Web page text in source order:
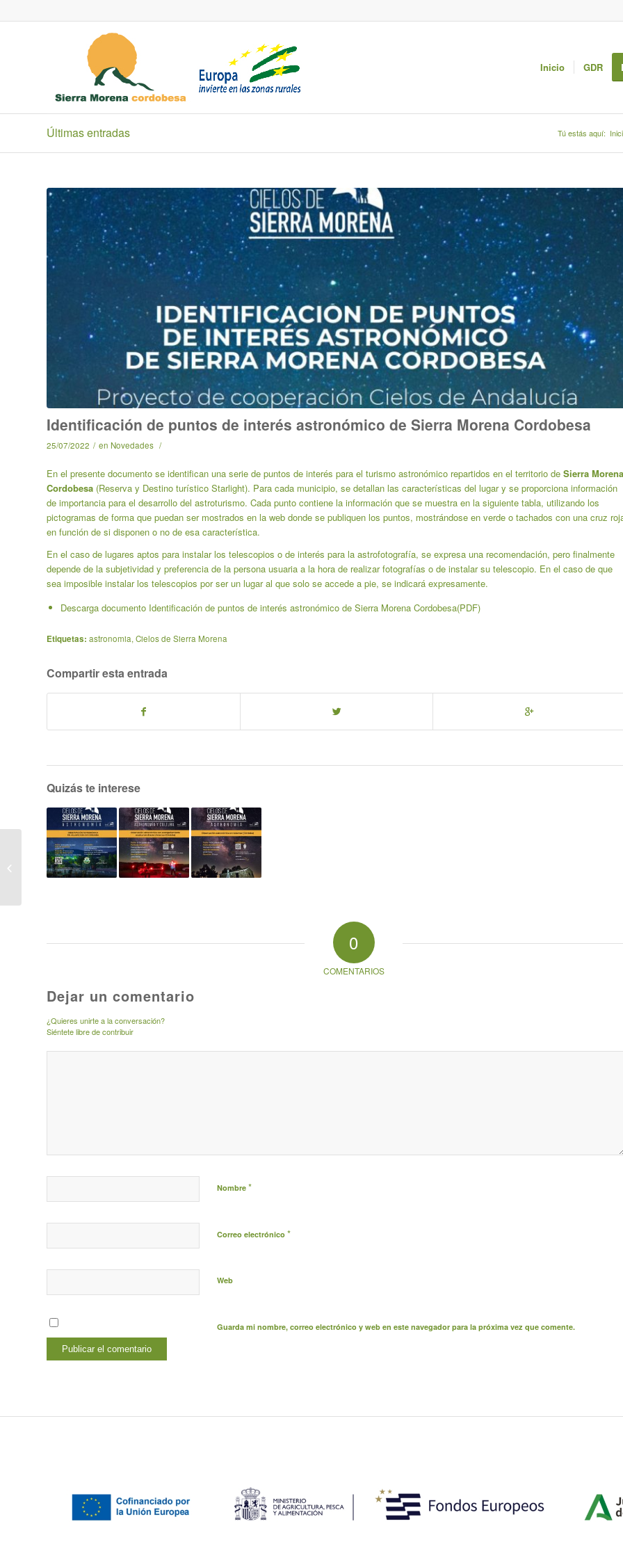
Inicio GDR
Últimas entradas Tú estás aquí:
Identificación de puntos de interés astronómico de Sierra Morena Cordobesa
25/07/2022 / en Novedades /
En el presente documento se identifican una serie de puntos de interés para el turismo astronómico repartidos en el territorio de Sierra Morena
Cordobesa (Reserva y Destino turístico Starlight). Para cada municipio, se detallan las características del lugar y se proporciona información
de importancia para el desarrollo del astroturismo. Cada punto contiene la información que se muestra en la siguiente tabla, utilizando los
pictogramas de forma que puedan ser mostrados en la web donde se publiquen los puntos, mostrándose en verde o tachados con una cruz
en función de si disponen o no de esa característica.
En el caso de lugares aptos para instalar los telescopios o de interés para la astrofotografía, se expresa una recomendación, pero finalmente
depende de la subjetividad y preferencia de la persona usuaria a la hora de realizar fotografías o de instalar su telescopio. En el caso de que
sea imposible instalar los telescopios por ser un lugar al que solo se accede a pie, se indicará expresamente.
Descarga documento Identificación de puntos de interés astronómico de Sierra Morena Cordobesa(PDF)
Etiquetas: astronomia, Cielos de Sierra Morena
Compartir esta entrada
Quizás te interese
0
COMENTARIOS
Dejar un comentario
¿Quieres unirte a la conversación?
Siéntete libre de contribuir
Nombre *
Correo electrónico *
Web
Guarda mi nombre, correo electrónico y web en este navegador para la próxima vez que comente.
Observación
astronómica con
acompañamiento